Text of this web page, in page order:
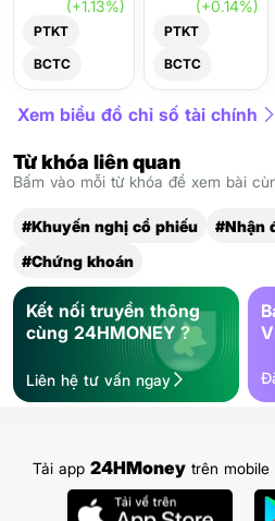
(+1.13%)
PTKT
BCTC
(+0.14%)
PTKT
BCTC
Xem biểu đồ chỉ số tài chính
Từ khóa liên quan
Bấm vào mỗi từ khóa để xem bài
#Khuyến nghị cổ phiếu
#Nhận
#Chứng khoán
Kết nối truyền thông
cùng 24HMONEY ?
Liên hệ tư vấn ngay
Tải app 24HMoney trên mobile